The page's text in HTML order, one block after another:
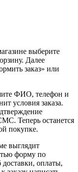
выберите
Далее
заказ» или
ФИО, телефон и
условия заказа.
Теперь останется
покупке.
выглядит
форму по
доставки, оплаты,